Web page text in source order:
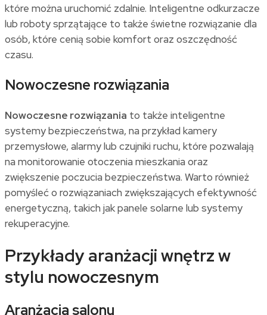
które można uruchomić zdalnie. Inteligentne odkurzacze
lub roboty sprzątające to także świetne rozwiązanie dla
osób, które cenią sobie komfort oraz oszczędność
czasu.
Nowoczesne rozwiązania
Nowoczesne rozwiązania to także inteligentne
systemy bezpieczeństwa, na przykład kamery
przemysłowe, alarmy lub czujniki ruchu, które pozwalają
na monitorowanie otoczenia mieszkania oraz
zwiększenie poczucia bezpieczeństwa. Warto również
pomyśleć o rozwiązaniach zwiększających efektywność
energetyczną, takich jak panele solarne lub systemy
rekuperacyjne.
Przykłady aranżacji wnętrz w
stylu nowoczesnym
Aranżacja salonu